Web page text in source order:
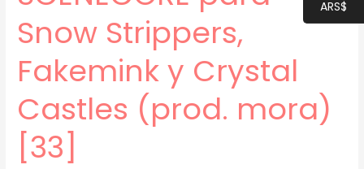
Snow Strippers,
Fakemink y Crystal
Castles (prod. mora)
[33]
ARS$